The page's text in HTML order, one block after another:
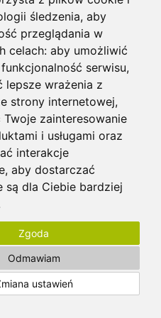
śledzenia, aby
przeglądania w
celach: aby umożliwić
serwisu,
lepsze wrażenia z
strony internetowej,
zainteresowanie
i usługami oraz
interakcje
, aby dostarczać
są dla Ciebie bardziej
Zgoda
Odmawiam
ustawień
15:00)
14 dni